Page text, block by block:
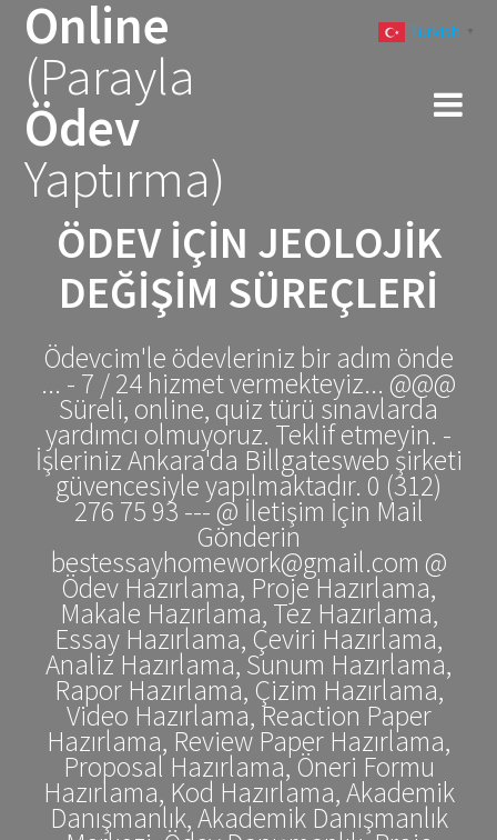
Online
(Parayla
Ödev
Yaptırma)
ÖDEV İÇIN JEOLOJIK
DEĞIŞIM SÜREÇLERI
Ödevcim'le ödevleriniz bir adım önde
... - 7 / 24 hizmet vermekteyiz... @@@
Süreli, online, quiz türü sınavlarda
yardımcı olmuyoruz. Teklif etmeyin. -
İşleriniz Ankara'da Billgatesweb şirketi
güvencesiyle yapılmaktadır. 0 (312)
276 75 93 --- @ İletişim İçin Mail
Gönderin
bestessayhomework@gmail.com @
Ödev Hazırlama, Proje Hazırlama,
Makale Hazırlama, Tez Hazırlama,
Essay Hazırlama, Çeviri Hazırlama,
Analiz Hazırlama, Sunum Hazırlama,
Rapor Hazırlama, Çizim Hazırlama,
Video Hazırlama, Reaction Paper
Hazırlama, Review Paper Hazırlama,
Proposal Hazırlama, Öneri Formu
Hazırlama, Kod Hazırlama, Akademik
Danışmanlık, Akademik Danışmanlık
Turkish ▼